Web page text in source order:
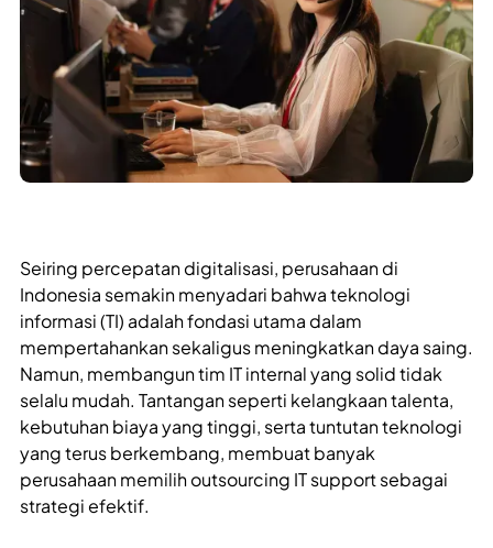
Seiring percepatan digitalisasi, perusahaan di
Indonesia semakin menyadari bahwa teknologi
informasi (TI) adalah fondasi utama dalam
mempertahankan sekaligus meningkatkan daya saing.
Namun, membangun tim IT internal yang solid tidak
selalu mudah. Tantangan seperti kelangkaan talenta,
kebutuhan biaya yang tinggi, serta tuntutan teknologi
yang terus berkembang, membuat banyak
perusahaan memilih outsourcing IT support sebagai
strategi efektif.